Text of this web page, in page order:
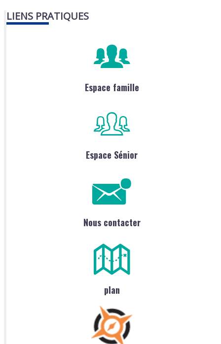
LIENS PRATIQUES
Espace famille
Espace Sénior
Nous contacter
plan